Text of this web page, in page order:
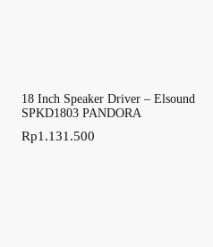
18 Inch Speaker Driver – Elsound
SPKD1803 PANDORA
Rp1.131.500